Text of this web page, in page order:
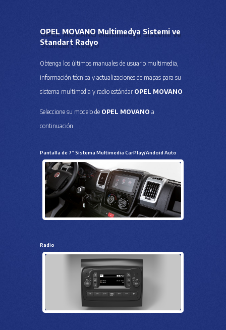
OPEL MOVANO Multimedya Sistemi ve
Standart Radyo
Obtenga los últimos manuales de usuario multimedia,
información técnica y actualizaciones de mapas para su
sistema multimedia y radio estándar OPEL MOVANO
Seleccione su modelo de OPEL MOVANO a
continuación
Pantalla de 7” Sistema Multimedia CarPlay/Andoid Auto
Radio